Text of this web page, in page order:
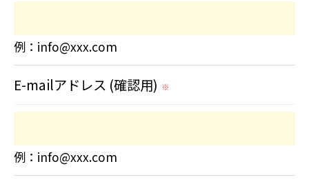
＜個人情報の開示･訂正・削除･利用停止の
手続について＞
当社では、お客様の個人情報の開示･訂正･
削除・利用停止の手続を定めさせて頂いて
ご本人である事を確認のうえ、対応させて
例：info@xxx.com
E-mailアドレス (確認用) ※
例：info@xxx.com